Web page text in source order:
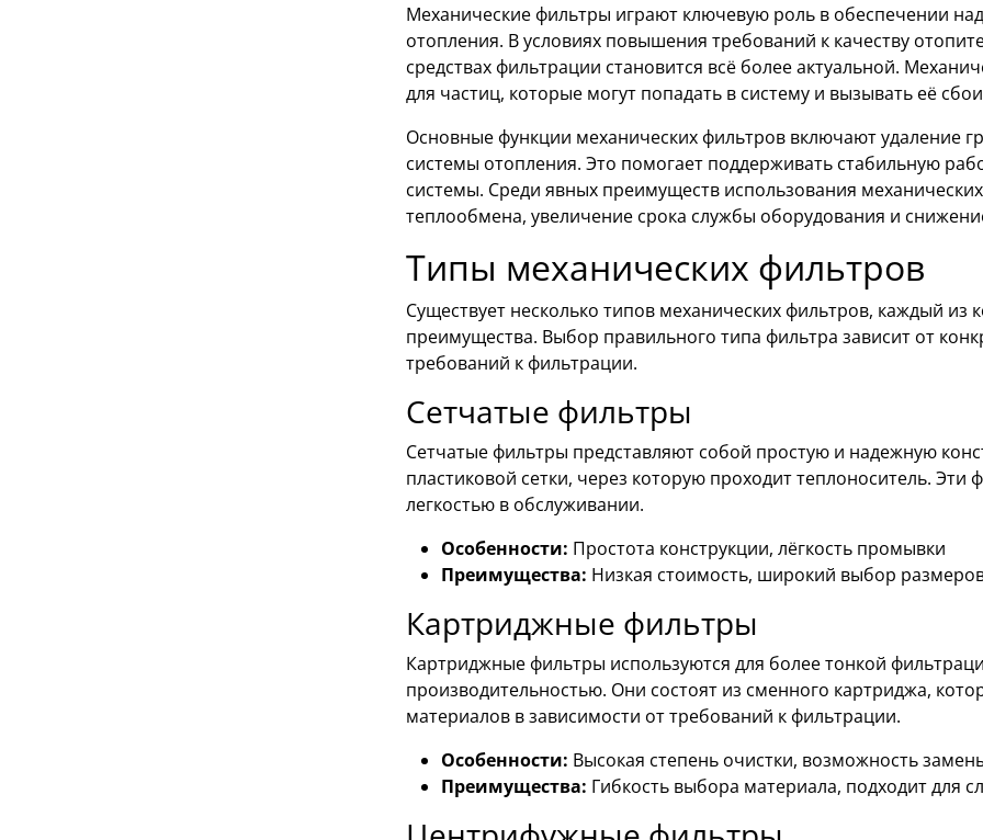
Механические фильтры играют ключевую роль в обеспечении
отопления. В условиях повышения требований к качеству
средствах фильтрации становится всё более актуальной.
для частиц, которые могут попадать в систему и вызывать её
Основные функции механических фильтров включают удаление
системы отопления. Это помогает поддерживать стабильную
системы. Среди явных преимуществ использования
теплообмена, увеличение срока службы оборудования и
Типы механических фильтров
Существует несколько типов механических фильтров, каждый из
преимущества. Выбор правильного типа фильтра зависит от
требований к фильтрации.
Сетчатые фильтры
Сетчатые фильтры представляют собой простую и надежную
пластиковой сетки, через которую проходит теплоноситель.
легкостью в обслуживании.
Особенности: Простота конструкции, лёгкость промывки
Преимущества: Низкая стоимость, широкий выбор
Картриджные фильтры
Картриджные фильтры используются для более тонкой
производительностью. Они состоят из сменного картриджа,
материалов в зависимости от требований к фильтрации.
Особенности: Высокая степень очистки, возможность
Преимущества: Гибкость выбора материала, подходит для